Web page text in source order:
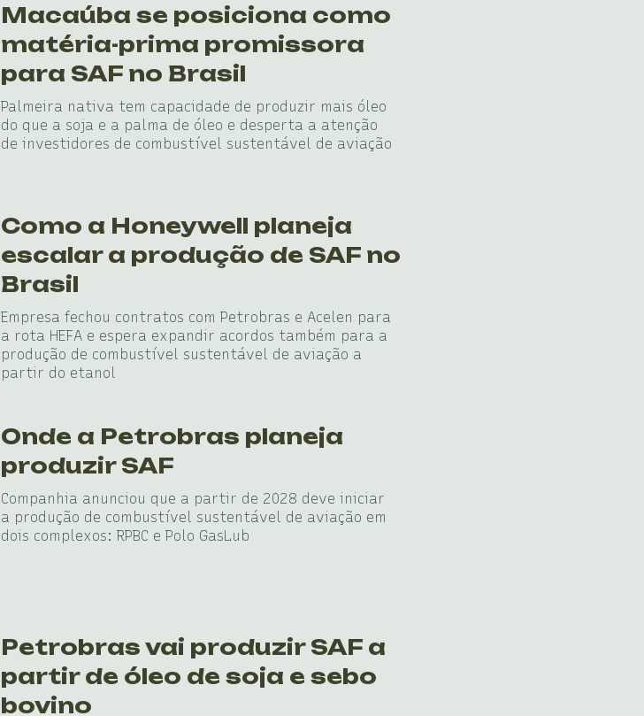
Macaúba se posiciona como
matéria-prima promissora
para SAF no Brasil
Palmeira nativa tem capacidade de produzir mais óleo
do que a soja e a palma de óleo e desperta a atenção
de investidores de combustível sustentável de aviação
Como a Honeywell planeja
escalar a produção de SAF no
Brasil
Empresa fechou contratos com Petrobras e Acelen para
a rota HEFA e espera expandir acordos também para a
produção de combustível sustentável de aviação a
partir do etanol
Onde a Petrobras planeja
produzir SAF
Companhia anunciou que a partir de 2028 deve iniciar
a produção de combustível sustentável de aviação em
dois complexos: RPBC e Polo GasLub
Petrobras vai produzir SAF a
partir de óleo de soja e sebo
bovino